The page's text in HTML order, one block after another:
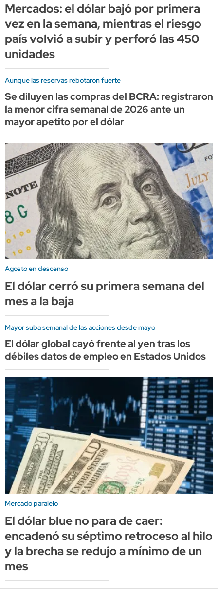
Mercados: el dólar bajó por primera
vez en la semana, mientras el riesgo
país volvió a subir y perforó las 450
unidades
Aunque las reservas rebotaron fuerte
Se diluyen las compras del BCRA: registraron
la menor cifra semanal de 2026 ante un
mayor apetito por el dólar
Agosto en descenso
El dólar cerró su primera semana del
mes a la baja
Mayor suba semanal de las acciones desde mayo
El dólar global cayó frente al yen tras los
débiles datos de empleo en Estados Unidos
Mercado paralelo
El dólar blue no para de caer:
encadenó su séptimo retroceso al hilo
y la brecha se redujo a mínimo de un
mes